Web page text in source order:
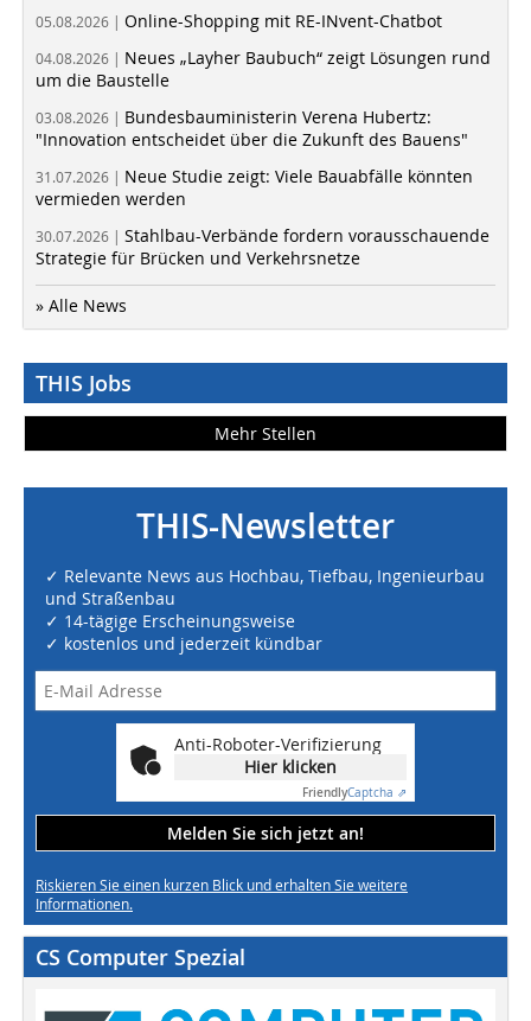
05.08.2026 | Online-Shopping mit RE-INvent-Chatbot
04.08.2026 | Neues „Layher Baubuch“ zeigt Lösungen rund
um die Baustelle
03.08.2026 | Bundesbauministerin Verena Hubertz:
"Innovation entscheidet über die Zukunft des Bauens"
31.07.2026 | Neue Studie zeigt: Viele Bauabfälle könnten
vermieden werden
30.07.2026 | Stahlbau-Verbände fordern vorausschauende
Strategie für Brücken und Verkehrsnetze
» Alle News
THIS Jobs
Mehr Stellen
THIS-Newsletter
✓ Relevante News aus Hochbau, Tiefbau, Ingenieurbau
und Straßenbau
✓ 14-tägige Erscheinungsweise
✓ kostenlos und jederzeit kündbar
Anti-Roboter-Verifizierung
Hier klicken
FriendlyCaptcha ⇗
Melden Sie sich jetzt an!
Riskieren Sie einen kurzen Blick und erhalten Sie weitere
Informationen.
CS Computer Spezial